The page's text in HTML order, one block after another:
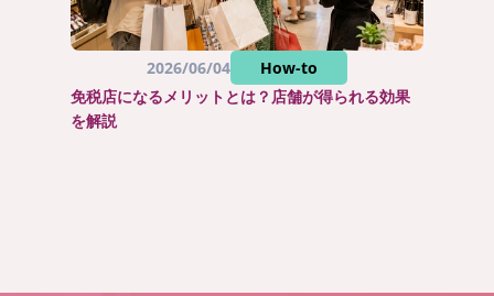
2026/06/04
How-to
免税店になるメリットとは？店舗が得られる効果
を解説